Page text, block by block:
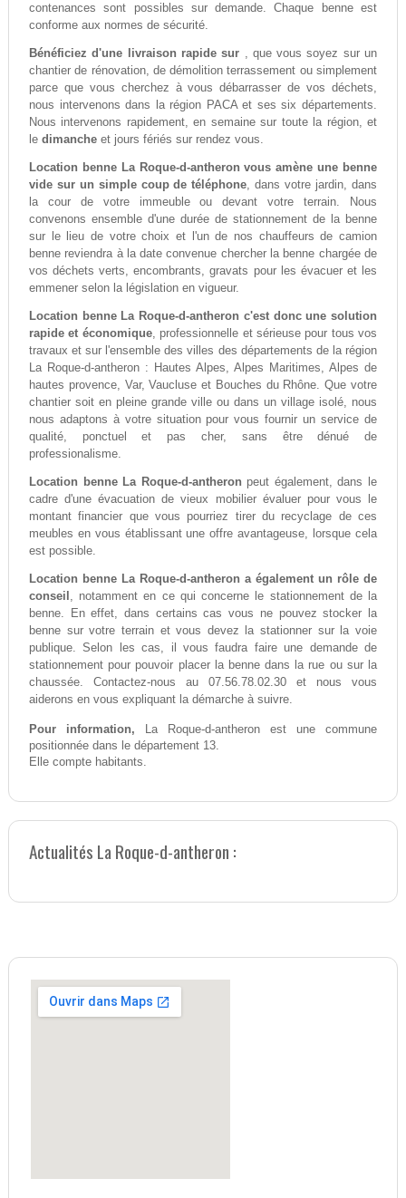
contenances sont possibles sur demande. Chaque benne est
conforme aux normes de sécurité.
Bénéficiez d'une livraison rapide sur , que vous soyez sur un
chantier de rénovation, de démolition terrassement ou simplement
parce que vous cherchez à vous débarrasser de vos déchets,
nous intervenons dans la région PACA et ses six départements.
Nous intervenons rapidement, en semaine sur toute la région, et
le dimancheet jours fériés sur rendez vous.
Location benne La Roque-d-antheron vous amène une benne
vide sur un simple coup de téléphone, dans votre jardin, dans
la cour de votre immeuble ou devant votre terrain. Nous
convenons ensemble d'une durée de stationnement de la benne
sur le lieu de votre choix et l'un de nos chauffeurs de camion
benne reviendra à la date convenue chercher la benne chargée de
vos déchets verts, encombrants, gravats pour les évacuer et les
emmener selon la législation en vigueur.
Location benne La Roque-d-antheron c'est donc une solution
rapide et économique, professionnelle et sérieuse pour tous vos
travaux et sur l'ensemble des villes des départements de la région
La Roque-d-antheron : Hautes Alpes, Alpes Maritimes, Alpes de
hautes provence, Var, Vaucluse et Bouches du Rhône. Que votre
chantier soit en pleine grande ville ou dans un village isolé, nous
nous adaptons à votre situation pour vous fournir un service de
qualité, ponctuel et pas cher, sans être dénué de
professionalisme.
Location benne La Roque-d-antheron peut également, dans le
cadre d'une évacuation de vieux mobilier évaluer pour vous le
montant financier que vous pourriez tirer du recyclage de ces
meubles en vous établissant une offre avantageuse, lorsque cela
est possible.
Location benne La Roque-d-antheron a également un rôle de
conseil , notamment en ce qui concerne le stationnement de la
benne. En effet, dans certains cas vous ne pouvez stocker la
benne sur votre terrain et vous devez la stationner sur la voie
publique. Selon les cas, il vous faudra faire une demande de
stationnement pour pouvoir placer la benne dans la rue ou sur la
chaussée. Contactez-nous au 07.56.78.02.30 et nous vous
aiderons en vous expliquant la démarche à suivre.
Pour information, La Roque-d-antheron est une commune
positionnée dans le département 13.
Elle compte habitants.
Actualités La Roque-d-antheron :